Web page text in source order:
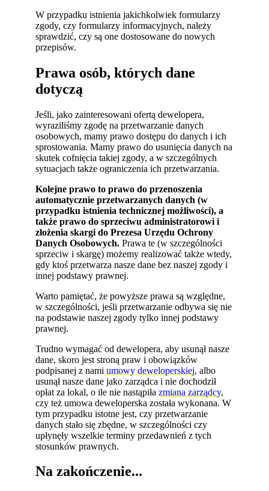
W przypadku istnienia jakichkolwiek formularzy
zgody, czy formularzy informacyjnych, należy
sprawdzić, czy są one dostosowane do nowych
przepisów.
Prawa osób, których dane
dotyczą
Jeśli, jako zainteresowani ofertą dewelopera,
wyraziliśmy zgodę na przetwarzanie danych
osobowych, mamy prawo dostępu do danych i ich
sprostowania. Mamy prawo do usunięcia danych na
skutek cofnięcia takiej zgody, a w szczególnych
sytuacjach także ograniczenia ich przetwarzania.
Kolejne prawo to prawo do przenoszenia
automatycznie przetwarzanych danych (w
przypadku istnienia technicznej możliwości), a
także prawo do sprzeciwu administratorowi i
złożenia skargi do Prezesa Urzędu Ochrony
Danych Osobowych. Prawa te (w szczególności
sprzeciw i skargę) możemy realizować także wtedy,
gdy ktoś przetwarza nasze dane bez naszej zgody i
innej podstawy prawnej.
Warto pamiętać, że powyższe prawa są względne,
w szczególności, jeśli przetwarzanie odbywa się nie
na podstawie naszej zgody tylko innej podstawy
prawnej.
Trudno wymagać od dewelopera, aby usunął nasze
dane, skoro jest stroną praw i obowiązków
podpisanej z namiumowy deweloperskiej, albo
usunął nasze dane jako zarządca i nie dochodził
opłat za lokal, o ile nie nastąpiłazmiana zarządcy,
czy też umowa deweloperska została wykonana. W
tym przypadku istotne jest, czy przetwarzanie
danych stało się zbędne, w szczególności czy
upłynęły wszelkie terminy przedawnień z tych
stosunków prawnych.
Na zakończenie...